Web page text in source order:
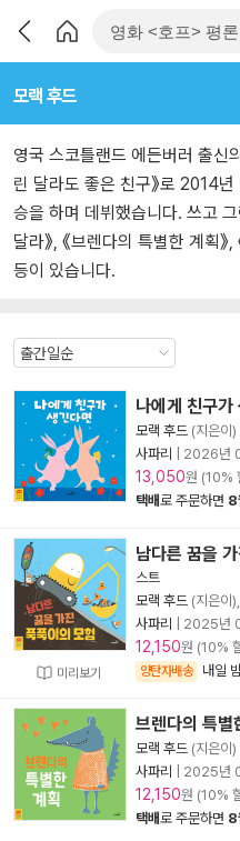
모랙 후드
영국 스코틀랜드 에든버러 출신
린 달라도 좋은 친구》로 2014
승을 하며 데뷔했습니다. 쓰고
달라》, 《브렌다의 특별한 계획
등이 있습니다.
나에게 친구가
모랙 후드 (지은이)
사파리
2026년
13,050원 (10%
택배로 주문하면 8
미리보기
남다른 꿈을
스트
모랙 후드 (지은이),
사파리
2025년
12,150원 (10%
양탄자배송 내일
브렌다의 특별
모랙 후드 (지은이)
사파리
2025년
12,150원 (10%
택배로 주문하면 8